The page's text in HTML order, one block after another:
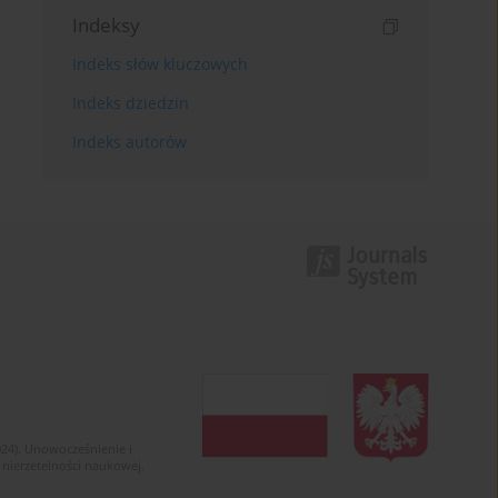
Indeksy
Indeks słów kluczowych
Indeks dziedzin
Indeks autorów